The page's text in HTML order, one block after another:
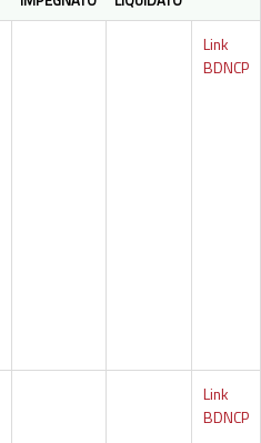
Link
BDNCP
Link
BDNCP